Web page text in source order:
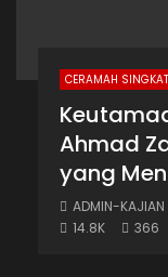
CERAMAH SINGKAT
Ahmad
yang
ADMIN-KAJIAN
14.8K
366